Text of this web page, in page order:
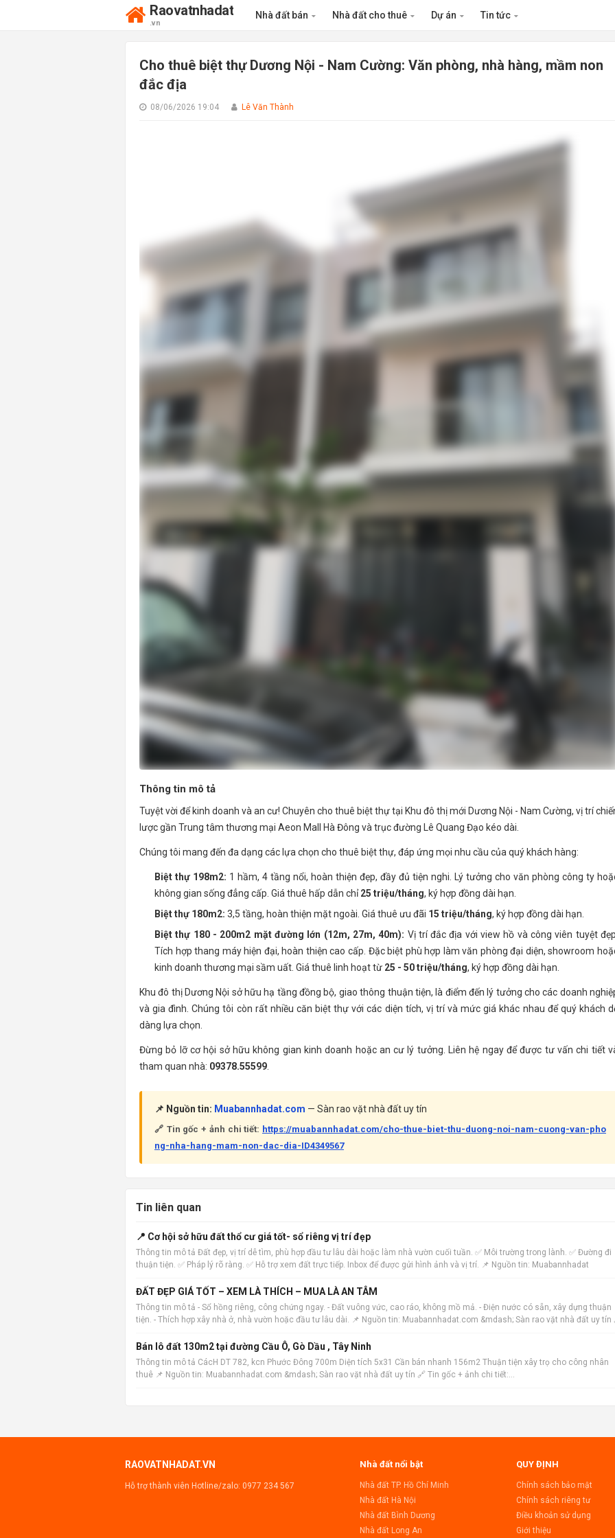
Raovatnhadat
.vn
Nhà đất bán Nhà đất cho thuê Dự án Tin tức
Cho thuê biệt thự Dương Nội - Nam Cường: Văn phòng, nhà hàng, mầm non
đắc địa
08/06/2026 19:04 Lê Văn Thành
Thông tin mô tả
Tuyệt vời để kinh doanh và an cư! Chuyên cho thuê biệt thự tại Khu đô thị mới Dương Nội - Nam Cường, vị trí
lược gần Trung tâm thương mại Aeon Mall Hà Đông và trục đường Lê Quang Đạo kéo dài.
Chúng tôi mang đến đa dạng các lựa chọn cho thuê biệt thự, đáp ứng mọi nhu cầu của quý khách hàng:
Biệt thự 198m2: 1 hầm, 4 tầng nổi, hoàn thiện đẹp, đầy đủ tiện nghi. Lý tưởng cho văn phòng công ty
không gian sống đẳng cấp. Giá thuê hấp dẫn chỉ25 triệu/tháng, ký hợp đồng dài hạn.
Biệt thự 180m2: 3,5 tầng, hoàn thiện mặt ngoài. Giá thuê ưu đãi 15 triệu/tháng, ký hợp đồng dài hạn.
Biệt thự 180 - 200m2 mặt đường lớn (12m, 27m, 40m): Vị trí đắc địa với view hồ và công viên tuyệt
Tích hợp thang máy hiện đại, hoàn thiện cao cấp. Đặc biệt phù hợp làm văn phòng đại diện, showroom
kinh doanh thương mại sầm uất. Giá thuê linh hoạt từ 25 - 50 triệu/tháng, ký hợp đồng dài hạn.
Khu đô thị Dương Nội sở hữu hạ tầng đồng bộ, giao thông thuận tiện, là điểm đến lý tưởng cho các doanh
và gia đình. Chúng tôi còn rất nhiều căn biệt thự với các diện tích, vị trí và mức giá khác nhau để quý khách
dàng lựa chọn.
Đừng bỏ lỡ cơ hội sở hữu không gian kinh doanh hoặc an cư lý tưởng. Liên hệ ngay để được tư vấn chi tiết
tham quan nhà: 09378.55599.
📌 Nguồn tin: Muabannhadat.com — Sàn rao vặt nhà đất uy tín
🔗 Tin gốc + ảnh chi tiết: https://muabannhadat.com/cho-thue-biet-thu-duong-noi-nam-cuong-van-pho
ng-nha-hang-mam-non-dac-dia-ID4349567
Tin liên quan
📍 Cơ hội sở hữu đất thổ cư giá tốt- sổ riêng vị trí đẹp
Thông tin mô tả Đất đẹp, vị trí dễ tìm, phù hợp đầu tư lâu dài hoặc làm nhà vườn cuối tuần. ✅ Môi trường trong lành. ✅ Đường đi
thuận tiện. ✅ Pháp lý rõ ràng. ✅ Hỗ trợ xem đất trực tiếp. Inbox để được gửi hình ảnh và vị trí. 📌 Nguồn tin: Muabannhadat
ĐẤT ĐẸP GIÁ TỐT – XEM LÀ THÍCH – MUA LÀ AN TÂM
Thông tin mô tả - Sổ hồng riêng, công chứng ngay. - Đất vuông vức, cao ráo, không mồ mả. - Điện nước có sẵn, xây dựng thuận
tiện. - Thích hợp xây nhà ở, nhà vườn hoặc đầu tư lâu dài. 📌 Nguồn tin: Muabannhadat.com &mdash; Sàn rao vặt nhà đất uy tín
Bán lô đất 130m2 tại đường Cầu Ô, Gò Dầu , Tây Ninh
Thông tin mô tả CácH DT 782, kcn Phước Đông 700m Diện tích 5x31 Cần bán nhanh 156m2 Thuận tiện xây trọ cho công nhân
thuê 📌 Nguồn tin: Muabannhadat.com &mdash; Sàn rao vặt nhà đất uy tín 🔗 Tin gốc + ảnh chi tiết:
RAOVATNHADAT.VN
Hỗ trợ thành viên Hotline/zalo: 0977 234 567
Nhà đất nổi bật
Nhà đất TP. Hồ Chí Minh
Nhà đất Hà Nội
Nhà đất Bình Dương
Nhà đất Long An
QUY ĐỊNH
Chính sách bảo mật
Chính sách riêng tư
Điều khoản sử dụng
Giới thiệu